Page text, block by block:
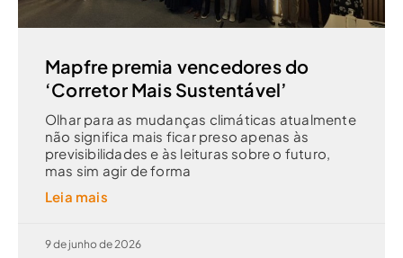
Mapfre premia vencedores do
‘Corretor Mais Sustentável’
Olhar para as mudanças climáticas atualmente
não significa mais ficar preso apenas às
previsibilidades e às leituras sobre o futuro,
mas sim agir de forma
Leia mais
9 de junho de 2026